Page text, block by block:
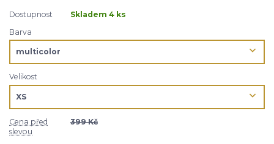
Dostupnost
Skladem 4 ks
Barva
Velikost
Cena před
slevou
399 Kč